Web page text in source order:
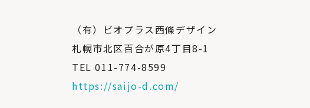
（有）ビオプラス西條デザイン
札幌市北区百合が原4丁目8-1
TEL 011-774-8599
https://saijo-d.com/